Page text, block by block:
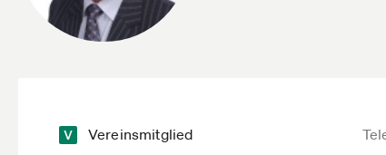
Vereinsmitglied